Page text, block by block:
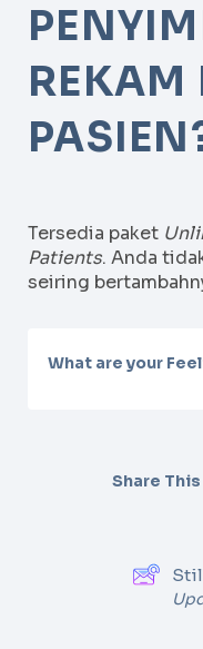
REKAM
Tersedia paket
Patients. Anda
seiring
What are your
Share